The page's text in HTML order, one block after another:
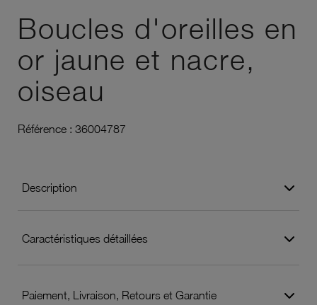
Boucles d'oreilles en
or jaune et nacre,
oiseau
Référence : 36004787
Description
Caractéristiques détaillées
Paiement, Livraison, Retours et Garantie